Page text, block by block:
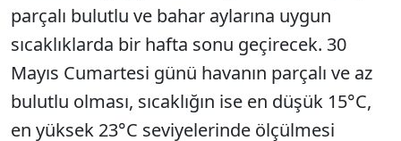
parçalı bulutlu ve bahar aylarına uygun
sıcaklıklarda bir hafta sonu geçirecek. 30
Mayıs Cumartesi günü havanın parçalı ve az
bulutlu olması, sıcaklığın ise en düşük 15°C,
en yüksek 23°C seviyelerinde ölçülmesi